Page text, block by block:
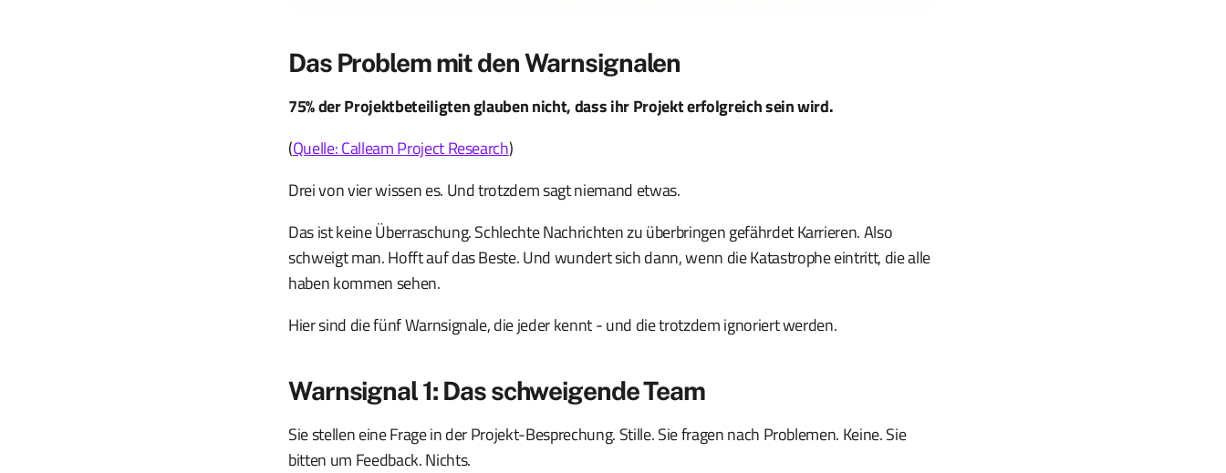
Das Problem mit den Warnsignalen
75% der Projektbeteiligten glauben nicht, dass ihr Projekt erfolgreich sein wird.
(Quelle: Calleam Project Research)
Drei von vier wissen es. Und trotzdem sagt niemand etwas.
Das ist keine Überraschung. Schlechte Nachrichten zu überbringen gefährdet Karrieren. Also
schweigt man. Hofft auf das Beste. Und wundert sich dann, wenn die Katastrophe eintritt, die alle
haben kommen sehen.
Hier sind die fünf Warnsignale, die jeder kennt - und die trotzdem ignoriert werden.
Warnsignal 1: Das schweigende Team
Sie stellen eine Frage in der Projekt-Besprechung. Stille. Sie fragen nach Problemen. Keine. Sie
bitten um Feedback. Nichts.